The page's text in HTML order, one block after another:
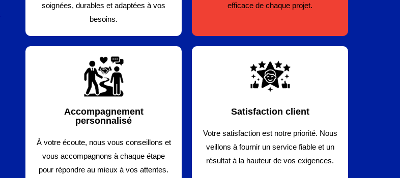
soignées, durables et adaptées à vos
besoins.
efficace de chaque projet.
Accompagnement
personnalisé
À votre écoute, nous vous conseillons et
vous accompagnons à chaque étape
pour répondre au mieux à vos attentes.
Satisfaction client
Votre satisfaction est notre priorité. Nous
veillons à fournir un service fiable et un
résultat à la hauteur de vos exigences.